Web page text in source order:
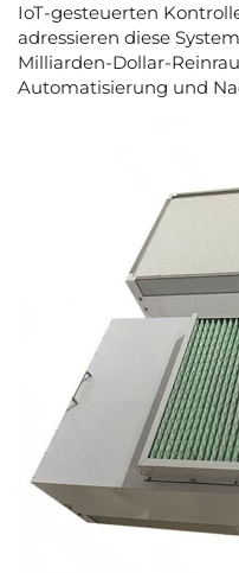
IoT-gesteuerten
adressieren diese
Milliarden-Dollar-
Automatisierung und